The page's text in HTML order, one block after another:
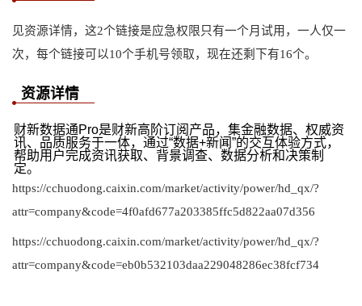
见资源详情，这2个链接是应急权限只有一个月试用，一人仅一
次，每个链接可以10个手机号领取，现在还剩下有16个。
资源详情
财新数据通Pro是财新高阶订阅产品，集金融数据、权威资
讯、品质服务于一体，通过“数据+新闻”的交互体验方式，
帮助用户完成资讯获取、背景调查、数据分析和决策制
定。
https://cchuodong.caixin.com/market/activity/power/hd_qx/?
attr=company&code=4f0afd677a203385ffc5d822aa07d356
https://cchuodong.caixin.com/market/activity/power/hd_qx/?
attr=company&code=eb0b532103daa229048286ec38fcf734